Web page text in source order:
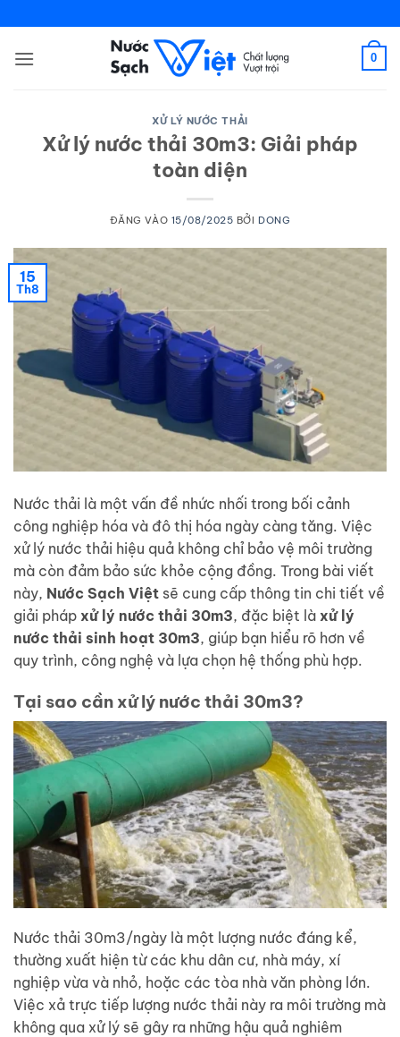
qua
nội
0
XỬ LÝ NƯỚC THẢI
Xử lý nước thải 30m3: Giải pháp
toàn diện
ĐĂNG VÀO 15/08/2025 BỞIDONG
15
Th8
Nước thải là một vấn đề nhức nhối trong bối cảnh
công nghiệp hóa và đô thị hóa ngày càng tăng. Việc
xử lý nước thải hiệu quả không chỉ bảo vệ môi trường
mà còn đảm bảo sức khỏe cộng đồng. Trong bài viết
này, Nước Sạch Việt sẽ cung cấp thông tin chi tiết về
giải pháp xử lý nước thải 30m3, đặc biệt là xử lý
nước thải sinh hoạt 30m3, giúp bạn hiểu rõ hơn về
quy trình, công nghệ và lựa chọn hệ thống phù hợp.
Tại sao cần xử lý nước thải 30m3?
Nước thải 30m3/ngày là một lượng nước đáng kể,
thường xuất hiện từ các khu dân cư, nhà máy, xí
nghiệp vừa và nhỏ, hoặc các tòa nhà văn phòng lớn.
Việc xả trực tiếp lượng nước thải này ra môi trường mà
không qua xử lý sẽ gây ra những hậu quả nghiêm